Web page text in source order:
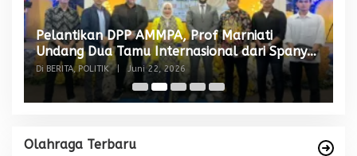
Pelantikan DPP AMMPA, Prof Marniati
Undang Dua Tamu Internasional dari Spanyol
dan Malaysia
Di BERITA, POLITIK Juni 22, 2026
Olahraga Terbaru